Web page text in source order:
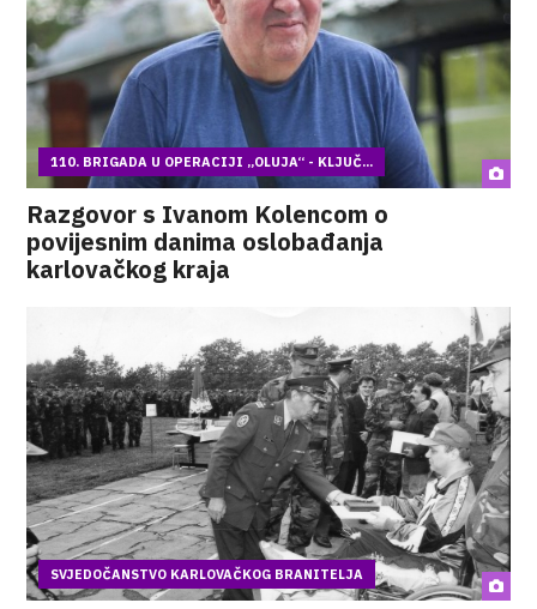
110. BRIGADA U OPERACIJI „OLUJA“ - KLJUČ...
Razgovor s Ivanom Kolencom o
povijesnim danima oslobađanja
karlovačkog kraja
SVJEDOČANSTVO KARLOVAČKOG BRANITELJA